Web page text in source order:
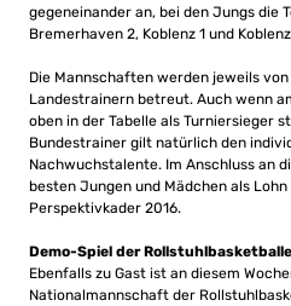
gegeneinander an, bei den Jungs die
Bremerhaven 2, Koblenz 1 und
Die Mannschaften werden jeweils
Landestrainern betreut. Auch wenn
oben in der Tabelle als Turniersieger
Bundestrainer gilt natürlich den
Nachwuchstalente. Im Anschluss an
besten Jungen und Mädchen als
Perspektivkader 2016.
Demo-Spiel der
Ebenfalls zu Gast ist an diesem
Nationalmannschaft der